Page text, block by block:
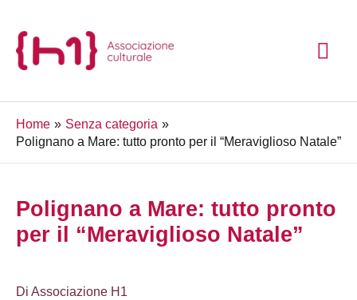
contenuto
Home
Senza categoria
Polignano a Mare: tutto pronto per il “Meraviglioso Natale”
Polignano a Mare: tutto pronto
per il “Meraviglioso Natale”
Di Associazione H1